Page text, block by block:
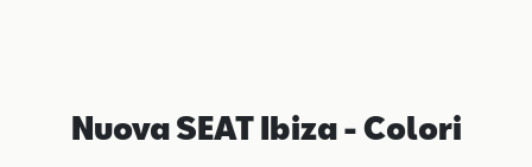
Nuova SEAT Ibiza - Colori